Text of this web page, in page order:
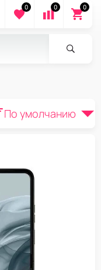
0 0 0
По умолчанию